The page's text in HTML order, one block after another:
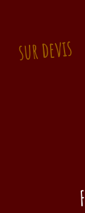
sur devis